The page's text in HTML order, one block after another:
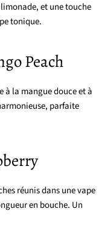
et une touche
tonique.
Peach
à la mangue douce et à
parfaite
réunis dans une vape
en bouche. Un